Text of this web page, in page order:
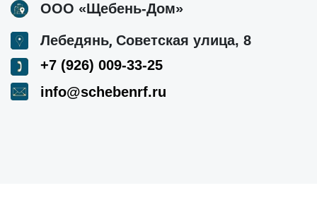
ООО «Щебень-Дом»
Лебедянь, Советская улица, 8
+7 (926) 009-33-25
info@schebenrf.ru